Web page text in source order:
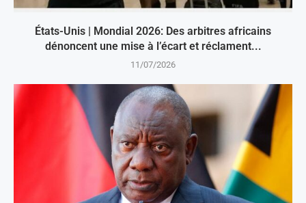
États-Unis | Mondial 2026: Des arbitres africains
dénoncent une mise à l’écart et réclament...
11/07/2026